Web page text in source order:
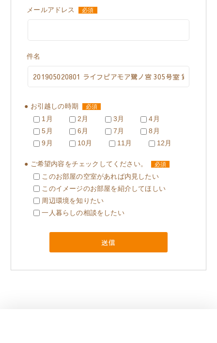
メールアドレス 必須
件名
● お引越しの時期 必須
1月 2月 3月
4月
5月
6月 7月
8月
9月
10月 11月 12月
● ご希望内容をチェックしてください。 必須
このお部屋の空室があれば内見したい
このイメージのお部屋を紹介してほしい
周辺環境を知りたい
一人暮らしの相談をしたい